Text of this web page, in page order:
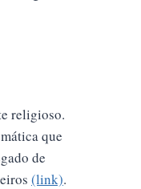
religioso.
que
de
(link).